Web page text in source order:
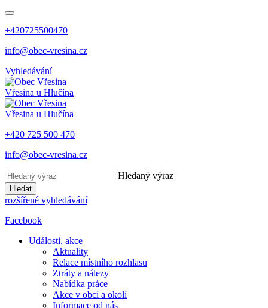
+420725500470
info@obec-vresina.cz
Vyhledávání
Vřesina u Hlučína
Vřesina u Hlučína
+420 725 500 470
info@obec-vresina.cz
Hledaný výraz
Hledat
rozšířené vyhledávání
Facebook
Události, akce
Aktuality
Relace místního rozhlasu
Ztráty a nálezy
Nabídka práce
Akce v obci a okolí
Informace od nás